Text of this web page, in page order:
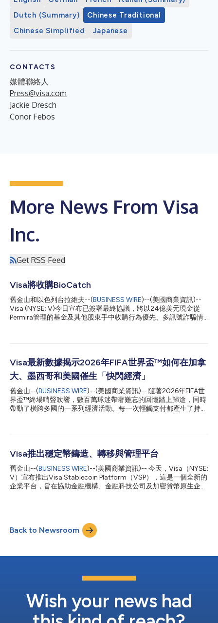
Dutch (Summary)
Chinese Traditional
Chinese Simplified
Japanese
CONTACTS
媒體聯絡人
Press@visa.com
Jackie Dresch
Conor Febos
More News From Visa
Inc.
Get RSS Feed
Visa將收購BioCatch
舊金山和以色列台拉維夫--(BUSINESS WIRE)--(美國商業資訊)--
Visa (NYSE: V)今日宣布已簽署最終協議，將以24億美元現金從
Permira管理的基金及其他股東手中收購行為優先、多訊號詐騙情
自身及其客戶免受日益嚴重的帳戶接管、詐騙、洗錢和申請詐騙的
新解決方案，透過分析數千種應用程式、行為、裝置和網路訊號
（如擊鍵、觸摸手勢和裝置握持方式），即時偵測詐騙並區分合法
使用者與詐騙者。BioCatch在全球保護18億台裝置和7.6億使用
者，在21個不同國家為超過350家銀行客戶提供服務，其中包括全
球100多家最大的銀行。 Visa加值服務總裁Andrew Torre表示：
「帳戶接管和詐騙每年給全球經濟造成超過1兆美元的損失，而AI
正以前所未見的規模助長這些攻擊。BioCatch將協助我們的客戶
Visa最新數據揭示2026年FIFA世界盃™如何在加拿
大、墨西哥和美國催生「快閃經濟」
舊金山--(BUSINESS WIRE)--(美國商業資訊)-- 隨著2026年FIFA世
界盃™終場哨聲吹響，數百萬球迷帶著難忘的回憶踏上歸途，同時
帶動了橫跨多國的一系列經濟活動。每一次輕觸支付都產生了持久
動了各主辦城市跨境消費、國際旅行和數位商業的顯著成長。研究
為在重大文化、娛樂和運動賽事期間出現的臨時性、高度集中的商
隊，帶動了Visa持卡人在餐飲、交通、娛樂、零售、住宿及其他領
域的消費激增。從代表性的主辦城市到新興的球迷目的地，本屆賽
事創造了廣泛且持久的經濟效益，其輻射範圍遠超體育場本身。
黎各、英國、阿根廷和巴西的球迷在各主辦城市的跨境消費最高。
聖塔...
Visa推出穩定幣鑄造、轉移與管理平台
舊金山--(BUSINESS WIRE)--(美國商業資訊)-- 今天，Visa（NYSE:
V）宣布推出Visa Stablecoin Platform（VSP），這是一個全新的
企業平台，旨在協助金融機構、金融科技公司及加密貨幣原生企
首先將支援Open USD（OUSD），這是由Open Standard近期推
出的新穩定幣。這包括透過新推出的「錢包即服務」產品所提供的
鏈上錢包基礎設施，以及支援Open USD的鑄造與銷毀連接功能。
層新的可程式化貨幣，但對多數機構而言，困難之處不在於概念本
個單一據點，讓他們能夠鑄造、移轉及管理穩定幣營運作業，並具
備他們早已從Visa所期待的管控機制、安全性及網路觸及範圍。這
實的...
Back to Newsroom
Wish your news had